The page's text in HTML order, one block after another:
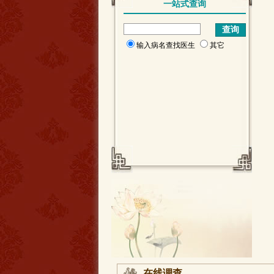
一站式查询
输入病名查找医生 其它